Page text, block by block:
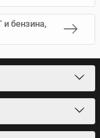
и бензина,